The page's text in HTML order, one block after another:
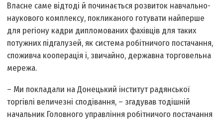
Власне саме відтоді й починається розвиток навчально-
наукового комплексу, покликаного готувати найперше
для регіону кадри дипломованих фахівців для таких
потужних підгалузей, як система робітничого постачання,
споживча кооперація і, звичайно, державна торговельна
мережа.
– Ми покладали на Донецький інститут радянської
торгівлі величезні сподівання, – згадував тодішній
начальник Головного управління робітничого постачання